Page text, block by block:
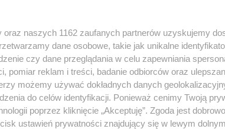
oraz naszych 1162 zaufanych partnerów uzyskujemy
dane osobowe, takie jak unikalne
czy dane przeglądania w celu zapewniania
pomiar reklam i treści, badanie odbiorców oraz
możemy używać dokładnych danych
do celów identyfikacji. Ponieważ cenimy Twoją
poprzez kliknięcie „Akceptuję”. Zgoda jest
ustawień prywatności znajdujący się w lewym